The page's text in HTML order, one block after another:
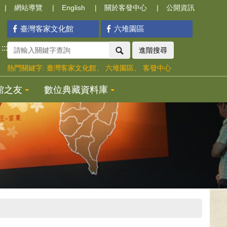
網站導覽 English 關於客發中心 公開資訊
臺灣客家文化館 六堆園區
::: 進階搜尋
熱門關鍵字:臺灣客家文化館 六堆園區 客發中心
之友 數位典藏資料庫